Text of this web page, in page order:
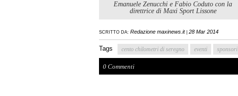
Emanuele Zenucchi e Fabio Coduto con la
direttrice di Maxi Sport Lissone
SCRITTO DA: Redazione maxinews.it 28 Mar 2014
Tags cento chilometri di seregno eventi sponsori
0 Commenti